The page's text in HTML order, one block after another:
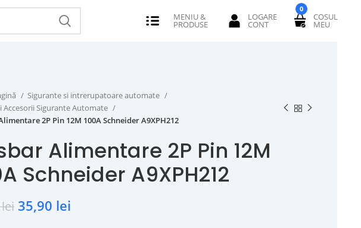
0
Sigurante si intrerupatoare automate
Accesorii Sigurante Automate
2P Pin 12M 100A Schneider A9XPH212
Alimentare 2P Pin 12M
Schneider A9XPH212
lei 35,90 lei